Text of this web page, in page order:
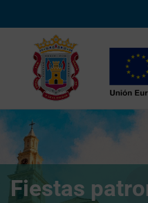
Fiestas